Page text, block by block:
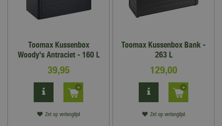
Toomax Kussenbox
Woody's Antraciet - 160 L
39,95
Zet op verlanglijst
Toomax Kussenbox Bank -
263 L
129,00
Zet op verlanglijst